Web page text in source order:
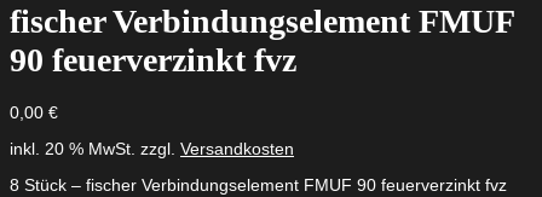
fischer Verbindungselement FMUF
90 feuerverzinkt fvz
0,00 €
inkl. 20 % MwSt. zzgl. Versandkosten
8 Stück – fischer Verbindungselement FMUF 90 feuerverzinkt fvz